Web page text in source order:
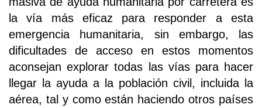
la vía más eficaz para responder a esta
emergencia humanitaria, sin embargo, las
dificultades de acceso en estos momentos
aconsejan explorar todas las vías para hacer
llegar la ayuda a la población civil, incluida la
aérea, tal y como están haciendo otros países